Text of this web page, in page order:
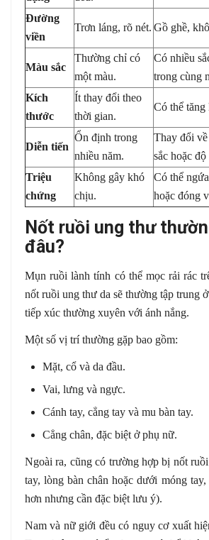
Đường
viền
Trơn láng, rõ nét. Gồ ghề,
Màu sắc
Thường chỉ có
một màu.
Có nhiều
trong cùng
Kích
thước
Ít thay đổi theo
thời gian.
Có thể
Diễn tiến
Ổn định trong
nhiều năm.
Thay đổi
sắc hoặc độ
Triệu
chứng
Không gây khó
chịu.
Có thể
hoặc đóng
Nốt ruồi ung thư
đâu?
Mụn ruồi lành tính có thể mọc rải rác
nốt ruồi ung thư da sẽ thường tập trung
tiếp xúc thường xuyên với ánh nắng.
Một số vị trí thường gặp bao gồm:
Mặt, cổ và da đầu.
Vai, lưng và ngực.
Cánh tay, cẳng tay và mu bàn tay.
Cẳng chân, đặc biệt ở phụ nữ.
Ngoài ra, cũng có trường hợp bị nốt
tay, lòng bàn chân hoặc dưới móng
hơn nhưng cần đặc biệt lưu ý).
Nam và nữ giới đều có nguy cơ xuất